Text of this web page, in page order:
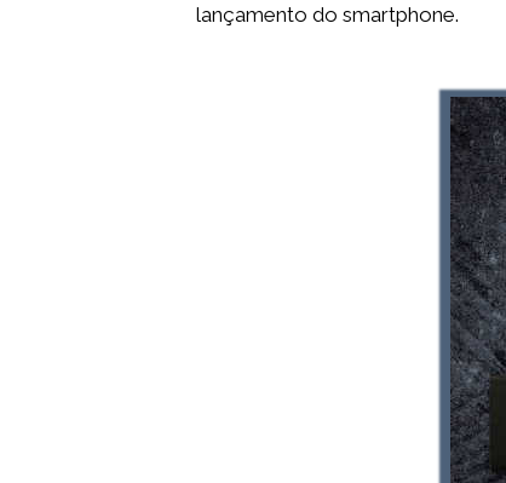
lançamento do smartphone.